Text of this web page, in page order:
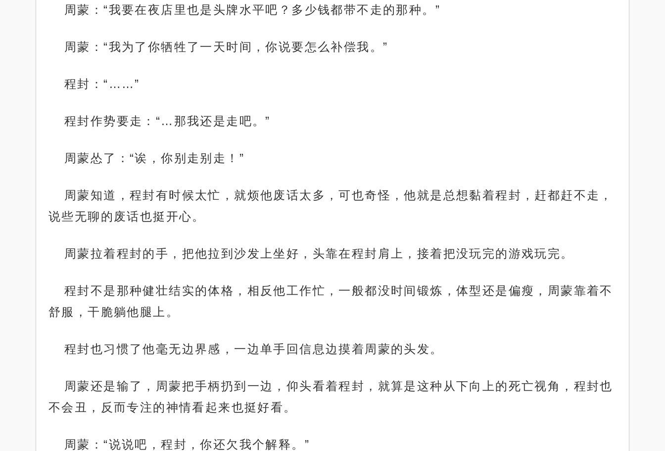
周蒙：“我要在夜店里也是头牌水平吧？多少钱都带不走的那种。”
周蒙：“我为了你牺牲了一天时间，你说要怎么补偿我。”
程封：“……”
程封作势要走：“…那我还是走吧。”
周蒙怂了：“诶，你别走别走！”
周蒙知道，程封有时候太忙，就烦他废话太多，可也奇怪，他就是总想黏着程封，赶都赶不走，
说些无聊的废话也挺开心。
周蒙拉着程封的手，把他拉到沙发上坐好，头靠在程封肩上，接着把没玩完的游戏玩完。
程封不是那种健壮结实的体格，相反他工作忙，一般都没时间锻炼，体型还是偏瘦，周蒙靠着不
舒服，干脆躺他腿上。
程封也习惯了他毫无边界感，一边单手回信息边摸着周蒙的头发。
周蒙还是输了，周蒙把手柄扔到一边，仰头看着程封，就算是这种从下向上的死亡视角，程封也
不会丑，反而专注的神情看起来也挺好看。
周蒙：“说说吧，程封，你还欠我个解释。”